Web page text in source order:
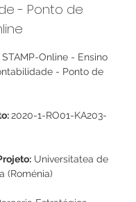
- Ponto de
STAMP-Online - Ensino
- Ponto de
2020-1-RO01-KA203-
Universitatea de
(Roménia)